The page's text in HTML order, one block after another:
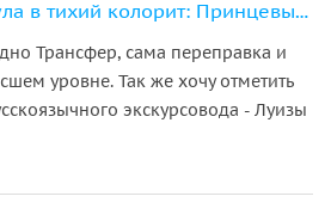
Из шумного Стамбула в тихий колорит: Принцевы острова с маршрутом на выбор
Трансфер, сама переправка и
уровне. Так же хочу отметить
экскурсовода - Луизы